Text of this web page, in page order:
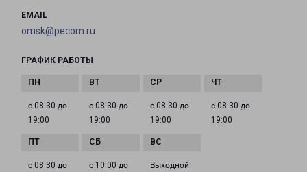
EMAIL
omsk@pecom.ru
ГРАФИК РАБОТЫ
с 08:30 до
19:00
с 08:30 до
19:00
с 08:30 до
19:00
с 08:30 до
19:00
с 08:30 до
с 10:00 до
Выходной